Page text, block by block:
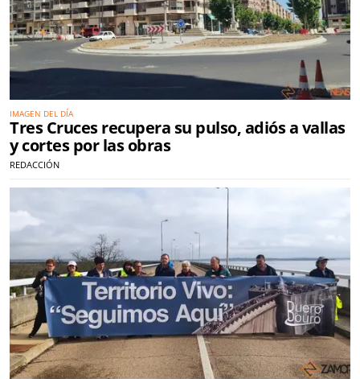
IMAGEN DEL DÍA
Tres Cruces recupera su pulso, adiós a vallas
y cortes por las obras
REDACCIÓN